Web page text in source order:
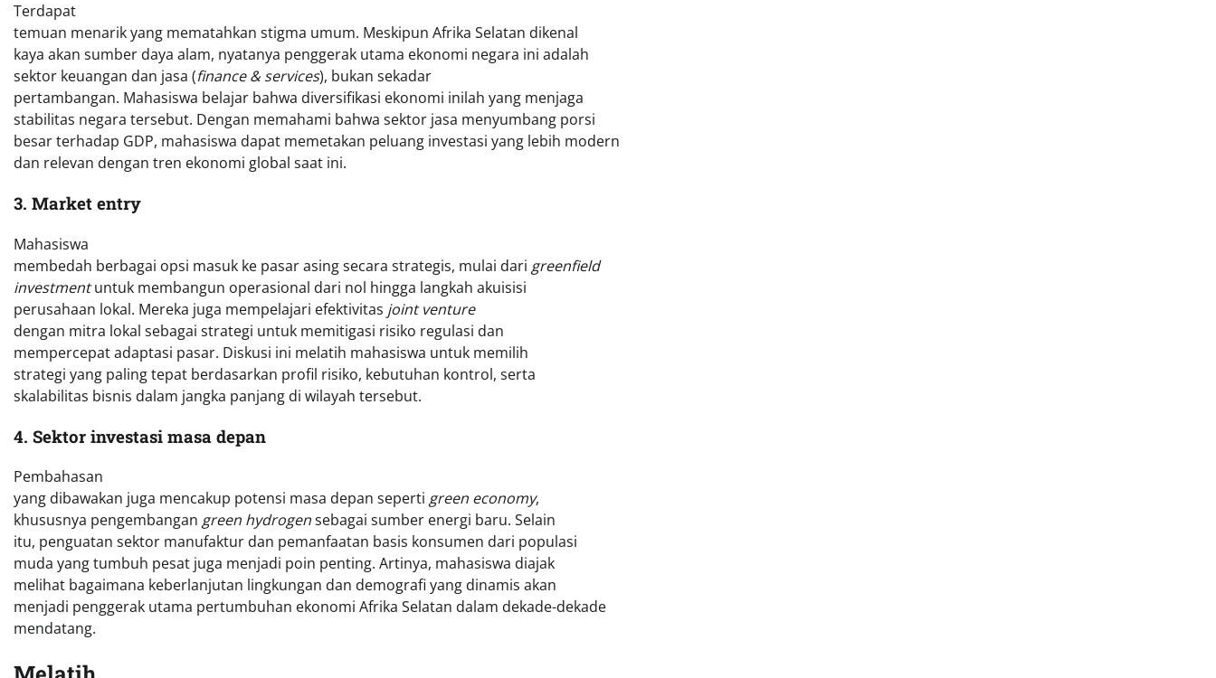
Terdapat
temuan menarik yang mematahkan stigma umum. Meskipun Afrika Selatan dikenal
kaya akan sumber daya alam, nyatanya penggerak utama ekonomi negara ini adalah
sektor keuangan dan jasa (finance & services), bukan sekadar
pertambangan. Mahasiswa belajar bahwa diversifikasi ekonomi inilah yang menjaga
stabilitas negara tersebut. Dengan memahami bahwa sektor jasa menyumbang porsi
besar terhadap GDP, mahasiswa dapat memetakan peluang investasi yang lebih modern
dan relevan dengan tren ekonomi global saat ini.
3. Market entry
Mahasiswa
membedah berbagai opsi masuk ke pasar asing secara strategis, mulai dari greenfield
investmentuntuk membangun operasional dari nol hingga langkah akuisisi
perusahaan lokal. Mereka juga mempelajari efektivitas joint venture
dengan mitra lokal sebagai strategi untuk memitigasi risiko regulasi dan
mempercepat adaptasi pasar. Diskusi ini melatih mahasiswa untuk memilih
strategi yang paling tepat berdasarkan profil risiko, kebutuhan kontrol, serta
skalabilitas bisnis dalam jangka panjang di wilayah tersebut.
4. Sektor investasi masa depan
Pembahasan
yang dibawakan juga mencakup potensi masa depan seperti green economy,
khususnya pengembangan green hydrogensebagai sumber energi baru. Selain
itu, penguatan sektor manufaktur dan pemanfaatan basis konsumen dari populasi
muda yang tumbuh pesat juga menjadi poin penting. Artinya, mahasiswa diajak
melihat bagaimana keberlanjutan lingkungan dan demografi yang dinamis akan
menjadi penggerak utama pertumbuhan ekonomi Afrika Selatan dalam dekade-dekade
mendatang.